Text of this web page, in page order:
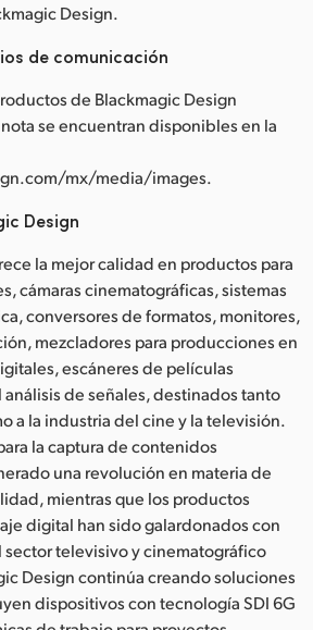
Design.
de comunicación
de Blackmagic Design
se encuentran disponibles en la
mx/media/images.
Design
la mejor calidad en productos para
cámaras cinematográficas, sistemas
conversores de formatos, monitores,
mezcladores para producciones en
escáneres de películas
de señales, destinados tanto
a la industria del cine y la televisión.
la captura de contenidos
una revolución en materia de
mientras que los productos
digital han sido galardonados con
sector televisivo y cinematográfico
Design continúa creando soluciones
dispositivos con tecnología SDI 6G